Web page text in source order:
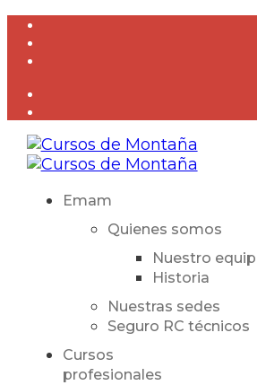
Emam
Quienes somos
Nuestro
Historia
Nuestras sedes
Seguro RC técnicos
Cursos
profesionales